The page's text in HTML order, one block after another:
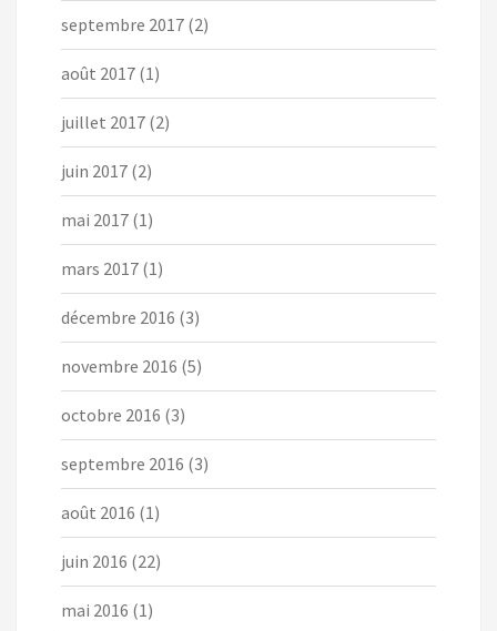
septembre 2017 (2)
août 2017 (1)
juillet 2017 (2)
juin 2017 (2)
mai 2017 (1)
mars 2017 (1)
décembre 2016 (3)
novembre 2016 (5)
octobre 2016 (3)
septembre 2016 (3)
août 2016 (1)
juin 2016 (22)
mai 2016 (1)